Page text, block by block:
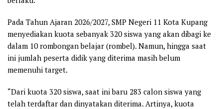
Pada Tahun Ajaran 2026/2027, SMP Negeri 11 Kota Kupang
menyediakan kuota sebanyak 320 siswa yang akan dibagi ke
dalam 10 rombongan belajar (rombel). Namun, hingga saat
ini jumlah peserta didik yang diterima masih belum
memenuhi target.
“Dari kuota 320 siswa, saat ini baru 283 calon siswa yang
telah terdaftar dan dinyatakan diterima. Artinya, kuota